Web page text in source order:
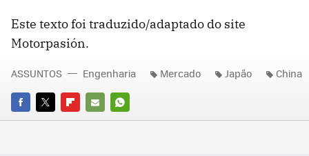
Este texto foi traduzido/adaptado do site
Motorpasión.
FACEBOOK
TWITTERFLIPBOARD
E-
WHATSAPP
ASSUNTOS Engenharia Mercado Japão China